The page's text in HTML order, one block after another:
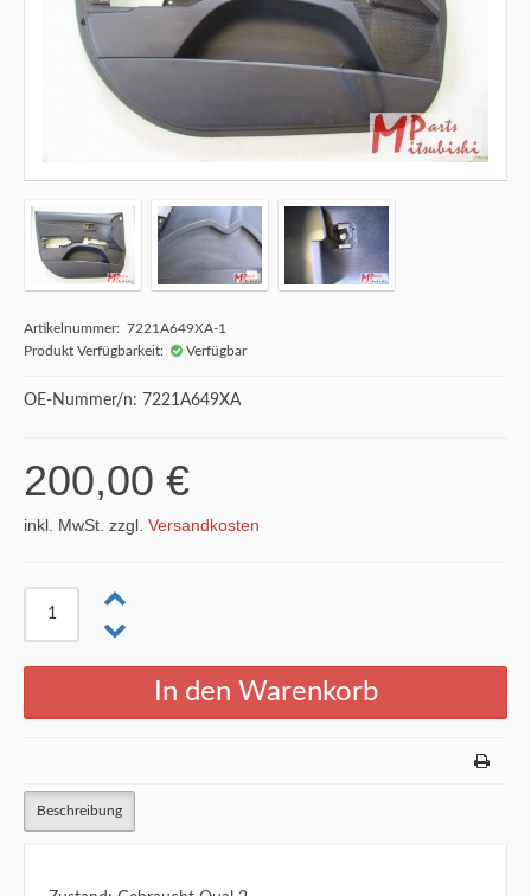
Artikelnummer: 7221A649XA-1
Produkt Verfügbarkeit:
Verfügbar
OE-Nummer/n: 7221A649XA
200,00 €
inkl. MwSt. zzgl. Versandkosten
Beschreibung